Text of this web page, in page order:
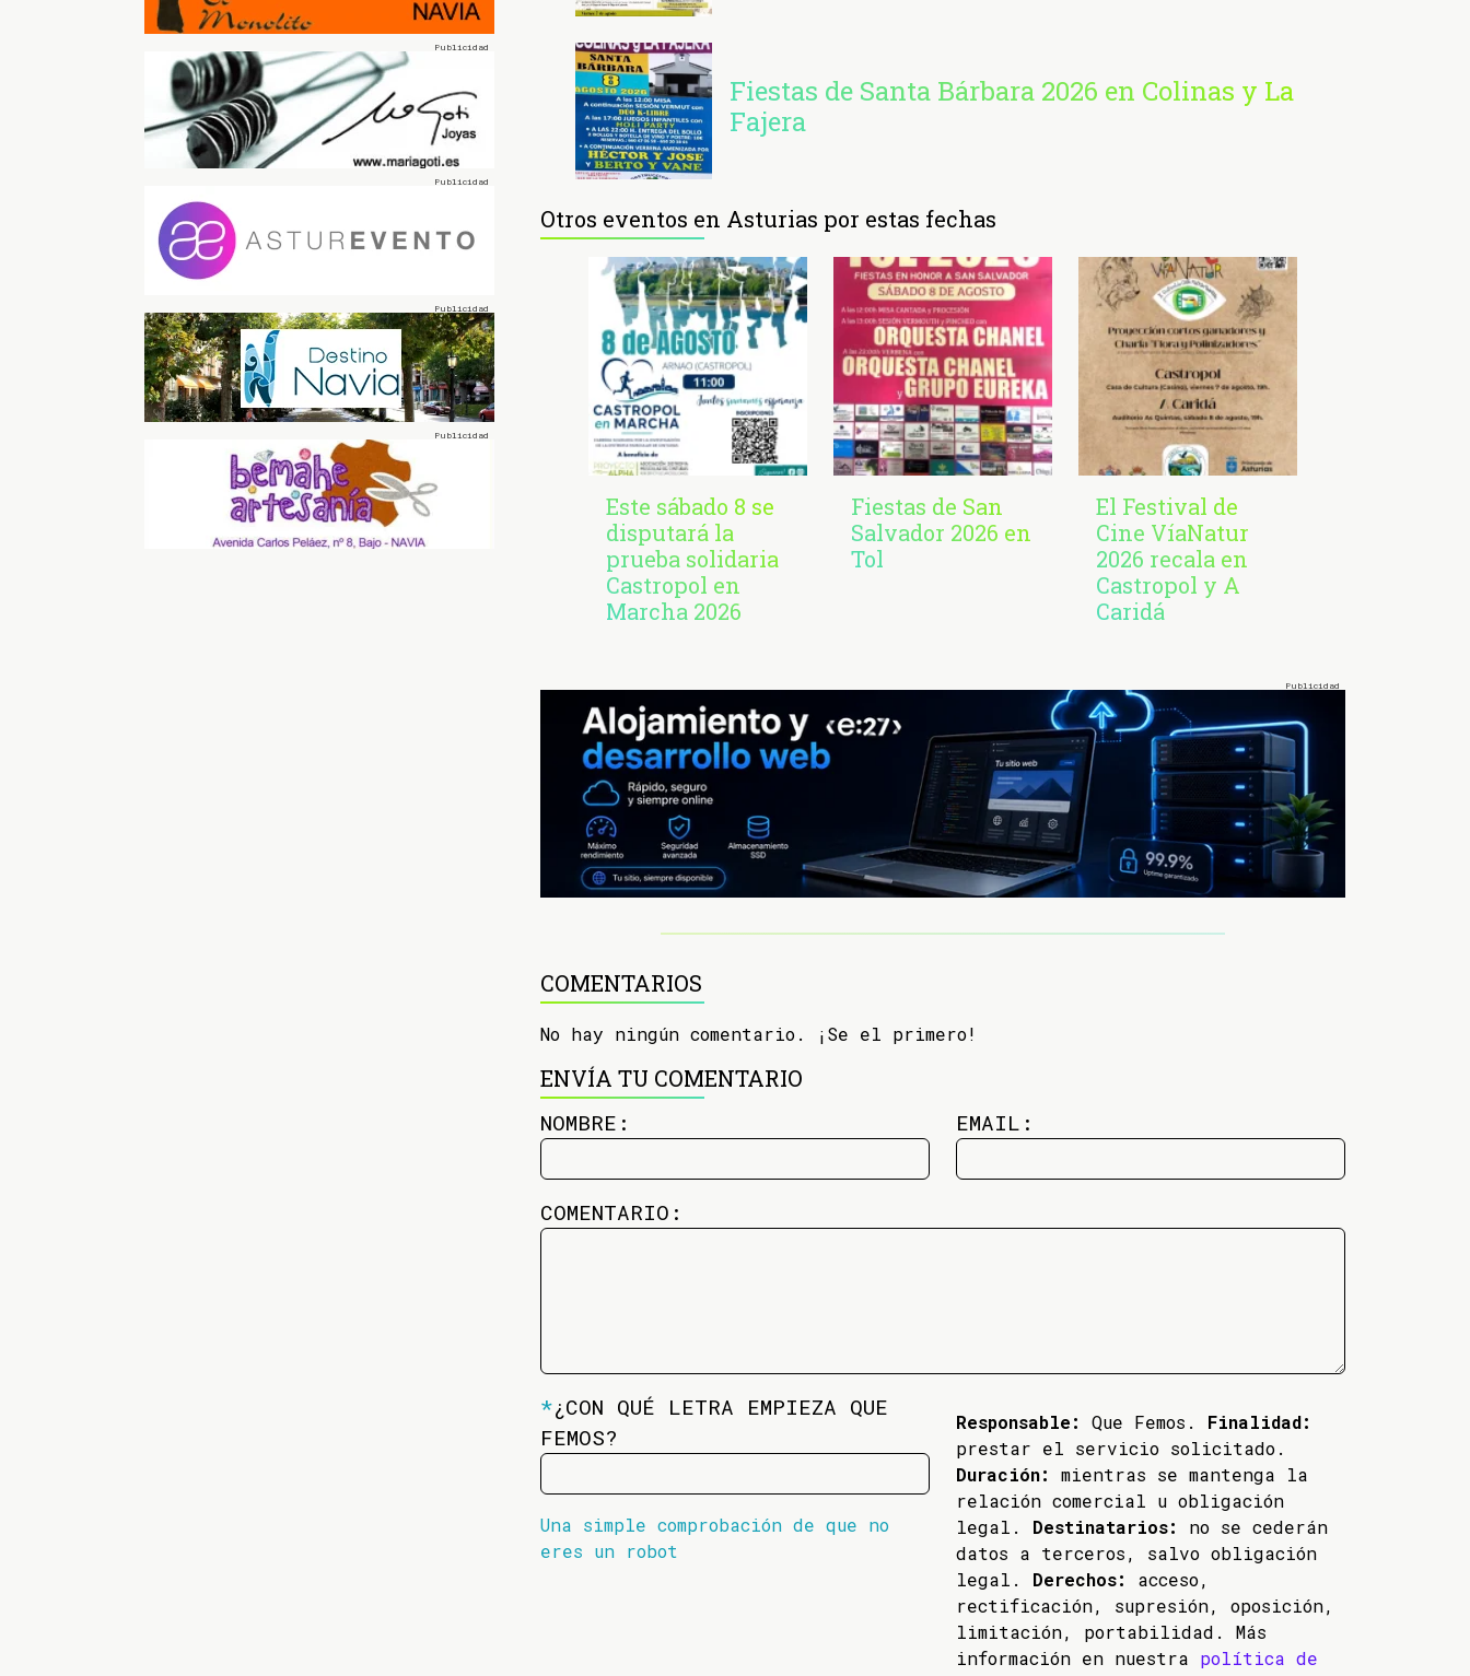
Fiestas de Santa Bárbara 2026 en Colinas y La
Fajera
Otros eventos en Asturias por estas fechas
Este sábado 8 se
disputará la
prueba solidaria
Castropol en
Marcha 2026
Fiestas de San
Salvador 2026 en
Tol
El Festival de
Cine VíaNatur
2026 recala en
Castropol y A
Caridá
COMENTARIOS
No hay ningún comentario. ¡Se el primero!
ENVÍA TU COMENTARIO
NOMBRE: EMAIL:
COMENTARIO:
*¿CON QUÉ LETRA EMPIEZA QUE
FEMOS?
Una simple comprobación de que no
eres un robot
Responsable: Que Femos. Finalidad:
prestar el servicio solicitado.
Duración:
mientras se mantenga la
relación comercial u obligación
legal. Destinatarios:
no se cederán
datos a terceros, salvo obligación
legal. Derechos:
acceso,
rectificación, supresión, oposición,
limitación, portabilidad. Más
información en nuestra política de